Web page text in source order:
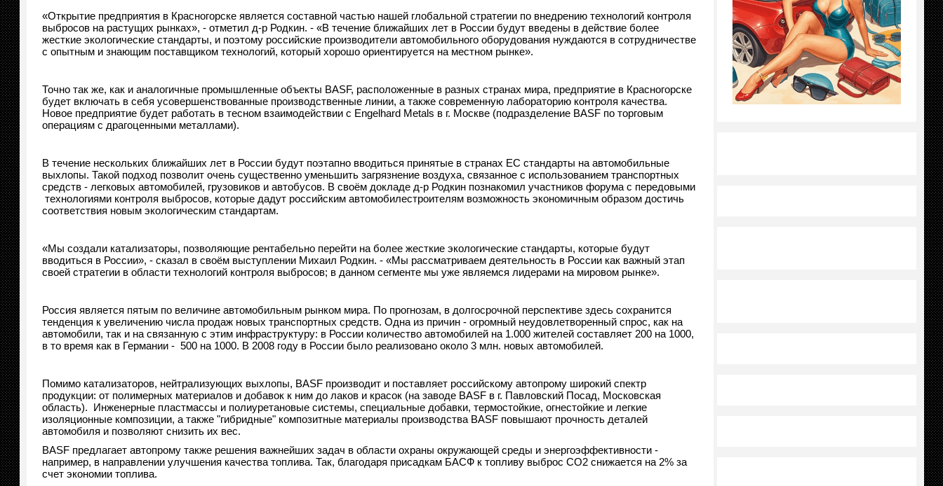
«Открытие предприятия в Красногорске является составной частью нашей глобальной стратегии по внедрению технологий контроля
выбросов на растущих рынках», - отметил д-р Родкин. - «В течение ближайших лет в России будут введены в действие более
жесткие экологические стандарты, и поэтому российские производители автомобильного оборудования нуждаются в сотрудничестве
с опытным и знающим поставщиком технологий, который хорошо ориентируется на местном рынке».
Точно так же, как и аналогичные промышленные объекты BASF, расположенные в разных странах мира, предприятие в Красногорске
будет включать в себя усовершенствованные производственные линии, а также современную лабораторию контроля качества.
Новое предприятие будет работать в тесном взаимодействии с Engelhard Metals в г. Москве (подразделение BASF по торговым
операциям с драгоценными металлами).
В течение нескольких ближайших лет в России будут поэтапно вводиться принятые в странах ЕС стандарты на автомобильные
выхлопы. Такой подход позволит очень существенно уменьшить загрязнение воздуха, связанное с использованием транспортных
средств - легковых автомобилей, грузовиков и автобусов. В своём докладе д-р Родкин познакомил участников форума с передовыми
технологиями контроля выбросов, которые дадут российским автомобилестроителям возможность экономичным образом достичь
соответствия новым экологическим стандартам.
«Мы создали катализаторы, позволяющие рентабельно перейти на более жесткие экологические стандарты, которые будут
вводиться в России», - сказал в своём выступлении Михаил Родкин. - «Мы рассматриваем деятельность в России как важный этап
своей стратегии в области технологий контроля выбросов; в данном сегменте мы уже являемся лидерами на мировом рынке».
Россия является пятым по величине автомобильным рынком мира. По прогнозам, в долгосрочной перспективе здесь сохранится
тенденция к увеличению числа продаж новых транспортных средств. Одна из причин - огромный неудовлетворенный спрос, как на
автомобили, так и на связанную с этим инфраструктуру: в России количество автомобилей на 1.000 жителей составляет 200 на 1000,
в то время как в Германии - 500 на 1000. В 2008 году в России было реализовано около 3 млн. новых автомобилей.
Помимо катализаторов, нейтрализующих выхлопы, BASF производит и поставляет российскому автопрому широкий спектр
продукции: от полимерных материалов и добавок к ним до лаков и красок (на заводе BASF в г. Павловский Посад, Московская
область). Инженерные пластмассы и полиуретановые системы, специальные добавки, термостойкие, огнестойкие и легкие
изоляционные композиции, а также "гибридные" композитные материалы производства BASF повышают прочность деталей
автомобиля и позволяют снизить их вес.
BASF предлагает автопрому также решения важнейших задач в области охраны окружающей среды и энергоэффективности -
например, в направлении улучшения качества топлива. Так, благодаря присадкам БАСФ к топливу выброс СО2 снижается на 2% за
счет экономии топлива.